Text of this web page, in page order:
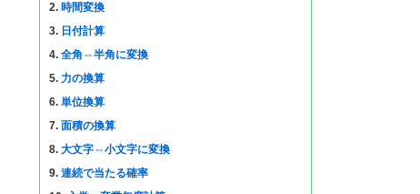
2. 時間変換
3. 日付計算
4. 全角⇔半角に変換
5. 力の換算
6. 単位換算
7. 面積の換算
8. 大文字⇔小文字に変換
9. 連続で当たる確率